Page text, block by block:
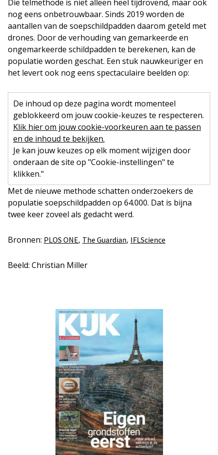
Die telmethode is niet alleen heel tijdrovend, maar ook
nog eens onbetrouwbaar. Sinds 2019 worden de
aantallen van de soepschildpadden daarom geteld met
drones. Door de verhouding van gemarkeerde en
ongemarkeerde schildpadden te berekenen, kan de
populatie worden geschat. Een stuk nauwkeuriger en
het levert ook nog eens spectaculaire beelden op:
De inhoud op deze pagina wordt momenteel
geblokkeerd om jouw cookie-keuzes te respecteren.
Klik hier om jouw cookie-voorkeuren aan te passen
en de inhoud te bekijken.
Je kan jouw keuzes op elk moment wijzigen door
onderaan de site op "Cookie-instellingen" te
klikken."
Met de nieuwe methode schatten onderzoekers de
populatie soepschildpadden op 64.000. Dat is bijna
twee keer zoveel als gedacht werd.
Bronnen: PLOS ONE, The Guardian, IFLScience
Beeld: Christian Miller